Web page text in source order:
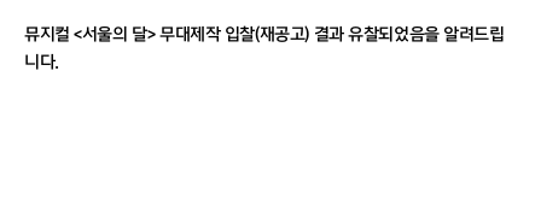
뮤지컬 <서울의 달> 무대제작 입찰(재공고) 결과유찰되었음을 알려드립
니다.